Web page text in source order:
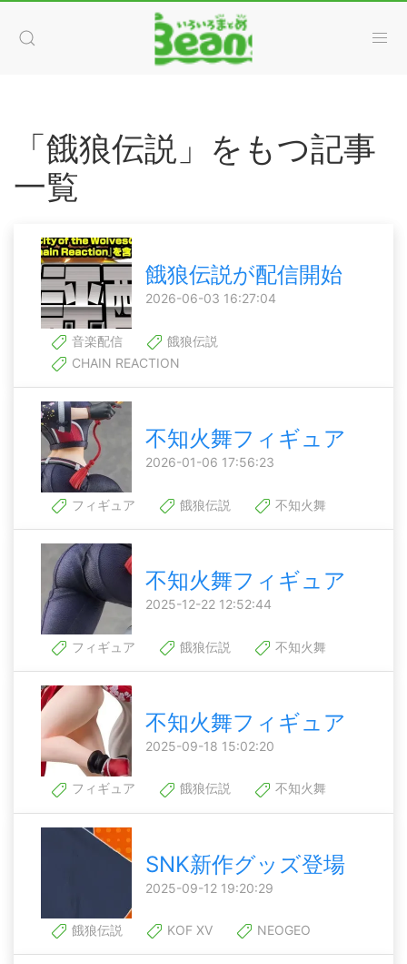
「餓狼伝説」をもつ記事
一覧
餓狼伝説が配信開始
2026-06-03 16:27:04
音楽配信
餓狼伝説
CHAIN REACTION
不知火舞フィギュア
2026-01-06 17:56:23
フィギュア 餓狼伝説 不知火舞
不知火舞フィギュア
2025-12-22 12:52:44
フィギュア 餓狼伝説 不知火舞
不知火舞フィギュア
2025-09-18 15:02:20
フィギュア 餓狼伝説 不知火舞
SNK新作グッズ登場
2025-09-12 19:20:29
餓狼伝説 KOF XV NEOGEO